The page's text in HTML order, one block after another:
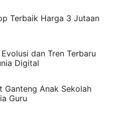
Terbaik Harga 3 Jutaan
dan Tren Terbaru
Digital
Ganteng Anak Sekolah
Guru